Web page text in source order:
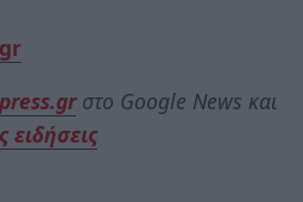
στο Google News και
ειδήσεις